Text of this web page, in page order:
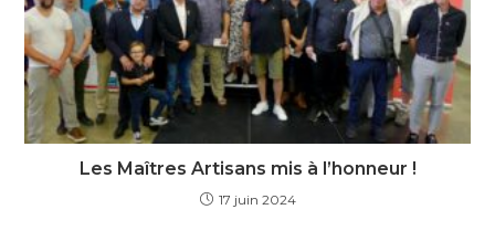
Les Maîtres Artisans mis à l’honneur !
17 juin 2024